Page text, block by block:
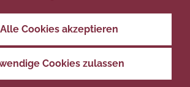
Alle Cookies akzeptieren
Cookies zulassen